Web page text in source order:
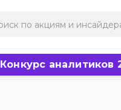
Конкурс аналитиков